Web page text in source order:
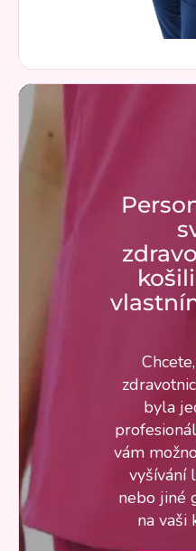
byla
vám
vyšívání
nebo jiné
na vaši